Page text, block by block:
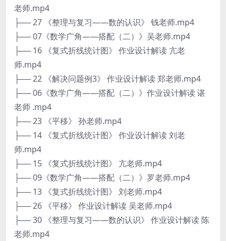
老师.mp4
├── 27 《整理与复习——数的认识》 钱老师.mp4
├── 07《数学广角——搭配（二）》吴老师.mp4
├── 16 《复式折线统计图》 作业设计解读 亢老
师.mp4
├── 22 《解决问题例3》 作业设计解读 郑老师.mp4
├── 06《数学广角——搭配（二）》作业设计解读 谌
老师 .mp4
├── 23 《平移》 孙老师.mp4
├── 14 《复式折线统计图》 作业设计解读 刘老
师.mp4
├── 15 《复式折线统计图》 亢老师.mp4
├── 09《数学广角——搭配（二）》罗老师.mp4
├── 13 《复式折线统计图》 刘老师.mp4
├── 26 《平移》 作业设计解读 吴老师.mp4
├── 30 《整理与复习——数的认识》 作业设计解读 陈
老师.mp4